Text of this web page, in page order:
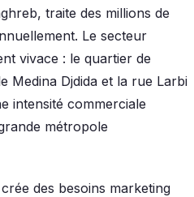
traite des millions de
Le secteur
vivace : le quartier de
Medina Djdida et la rue Larbi
intensité commerciale
métropole
des besoins marketing